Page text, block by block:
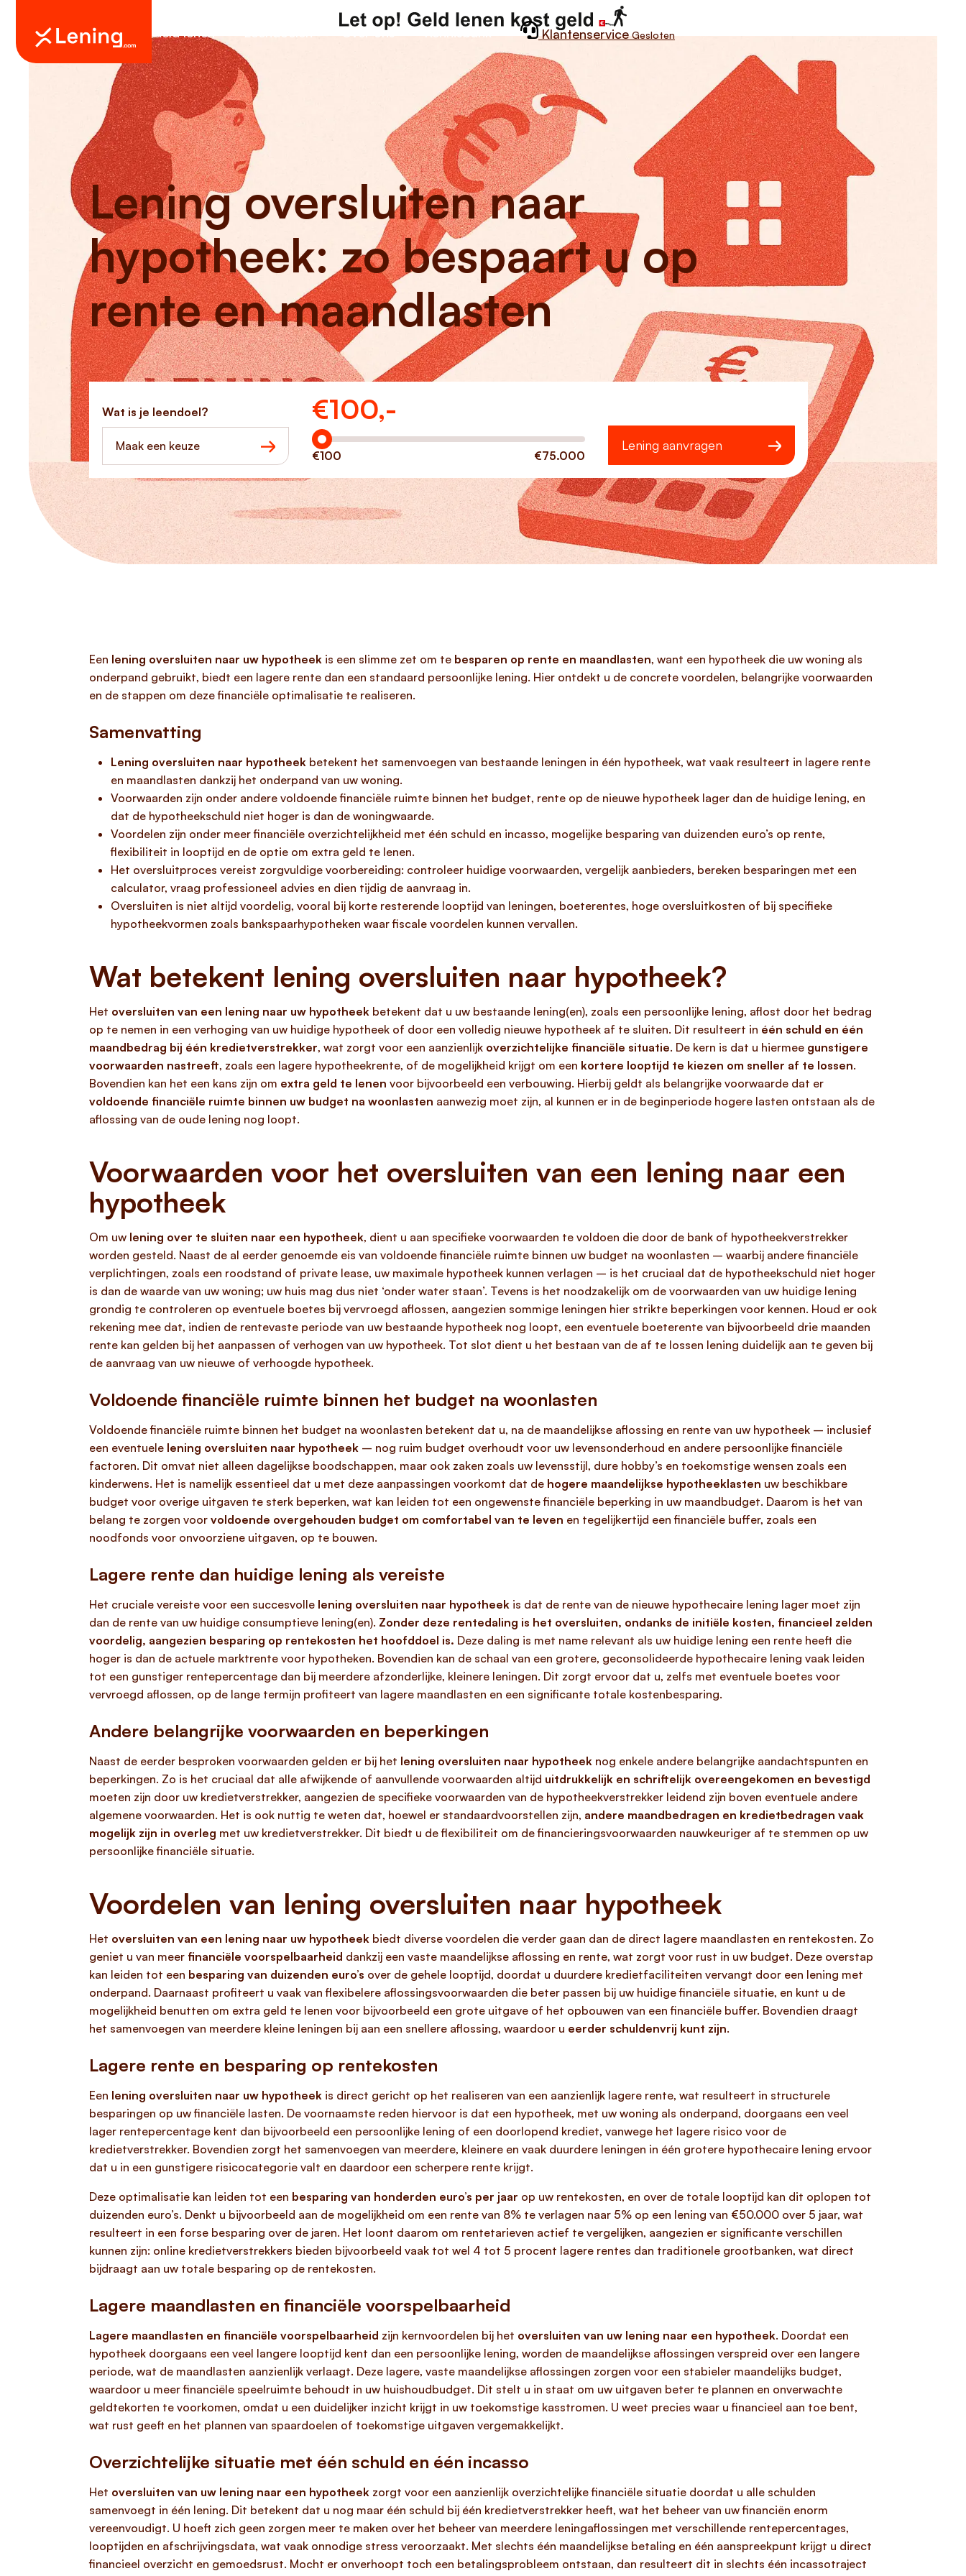
Geld lenen Leendoelen Over ons Kennisbank Klantenservice Gesloten
Lening oversluiten naar
hypotheek: zo bespaart u op
rente en maandlasten
Wat is je leendoel?
Maak een keuze
€100,-
Hoeveel wilt u lenen?
€100 €75.000
Lening aanvragen
Een lening oversluiten naar uw hypotheek is een slimme zet om te besparen op rente en maandlasten, want een hypotheek die uw woning als
onderpand gebruikt, biedt een lagere rente dan een standaard persoonlijke lening. Hier ontdekt u de concrete voordelen, belangrijke voorwaarden
en de stappen om deze financiële optimalisatie te realiseren.
Samenvatting
Lening oversluiten naar hypotheek betekent het samenvoegen van bestaande leningen in één hypotheek, wat vaak resulteert in lagere rente
en maandlasten dankzij het onderpand van uw woning.
Voorwaarden zijn onder andere voldoende financiële ruimte binnen het budget, rente op de nieuwe hypotheek lager dan de huidige lening, en
dat de hypotheekschuld niet hoger is dan de woningwaarde.
Voordelen zijn onder meer financiële overzichtelijkheid met één schuld en incasso, mogelijke besparing van duizenden euro’s op rente,
flexibiliteit in looptijd en de optie om extra geld te lenen.
Het oversluitproces vereist zorgvuldige voorbereiding: controleer huidige voorwaarden, vergelijk aanbieders, bereken besparingen met een
calculator, vraag professioneel advies en dien tijdig de aanvraag in.
Oversluiten is niet altijd voordelig, vooral bij korte resterende looptijd van leningen, boeterentes, hoge oversluitkosten of bij specifieke
hypotheekvormen zoals bankspaarhypotheken waar fiscale voordelen kunnen vervallen.
Wat betekent lening oversluiten naar hypotheek?
Het oversluiten van een lening naar uw hypotheek betekent dat u uw bestaande lening(en), zoals een persoonlijke lening, aflost door het bedrag
op te nemen in een verhoging van uw huidige hypotheek of door een volledig nieuwe hypotheek af te sluiten. Dit resulteert in één schuld en één
maandbedrag bij één kredietverstrekker, wat zorgt voor een aanzienlijk overzichtelijke financiële situatie. De kern is dat u hiermee gunstigere
voorwaarden nastreeft, zoals een lagere hypotheekrente, of de mogelijkheid krijgt om een kortere looptijd te kiezen om sneller af te lossen.
Bovendien kan het een kans zijn om extra geld te lenen voor bijvoorbeeld een verbouwing. Hierbij geldt als belangrijke voorwaarde dat er
voldoende financiële ruimte binnen uw budget na woonlasten aanwezig moet zijn, al kunnen er in de beginperiode hogere lasten ontstaan als de
aflossing van de oude lening nog loopt.
Voorwaarden voor het oversluiten van een lening naar een
hypotheek
Om uw lening over te sluiten naar een hypotheek, dient u aan specifieke voorwaarden te voldoen die door de bank of hypotheekverstrekker
worden gesteld. Naast de al eerder genoemde eis van voldoende financiële ruimte binnen uw budget na woonlasten – waarbij andere financiële
verplichtingen, zoals een roodstand of private lease, uw maximale hypotheek kunnen verlagen – is het cruciaal dat de hypotheekschuld niet hoger
is dan de waarde van uw woning; uw huis mag dus niet ‘onder water staan’. Tevens is het noodzakelijk om de voorwaarden van uw huidige lening
grondig te controleren op eventuele boetes bij vervroegd aflossen, aangezien sommige leningen hier strikte beperkingen voor kennen. Houd er ook
rekening mee dat, indien de rentevaste periode van uw bestaande hypotheek nog loopt, een eventuele boeterente van bijvoorbeeld drie maanden
rente kan gelden bij het aanpassen of verhogen van uw hypotheek. Tot slot dient u het bestaan van de af te lossen lening duidelijk aan te geven bij
de aanvraag van uw nieuwe of verhoogde hypotheek.
Voldoende financiële ruimte binnen het budget na woonlasten
Voldoende financiële ruimte binnen het budget na woonlasten betekent dat u, na de maandelijkse aflossing en rente van uw hypotheek – inclusief
een eventuele lening oversluiten naar hypotheek – nog ruim budget overhoudt voor uw levensonderhoud en andere persoonlijke financiële
factoren. Dit omvat niet alleen dagelijkse boodschappen, maar ook zaken zoals uw levensstijl, dure hobby’s en toekomstige wensen zoals een
kinderwens. Het is namelijk essentieel dat u met deze aanpassingen voorkomt dat de hogere maandelijkse hypotheeklasten uw beschikbare
budget voor overige uitgaven te sterk beperken, wat kan leiden tot een ongewenste financiële beperking in uw maandbudget. Daarom is het van
belang te zorgen voor voldoende overgehouden budget om comfortabel van te leven en tegelijkertijd een financiële buffer, zoals een
noodfonds voor onvoorziene uitgaven, op te bouwen.
Lagere rente dan huidige lening als vereiste
Het cruciale vereiste voor een succesvolle lening oversluiten naar hypotheek is dat de rente van de nieuwe hypothecaire lening lager moet zijn
dan de rente van uw huidige consumptieve lening(en). Zonder deze rentedaling is het oversluiten, ondanks de initiële kosten, financieel zelden
voordelig, aangezien besparing op rentekosten het hoofddoel is. Deze daling is met name relevant als uw huidige lening een rente heeft die
hoger is dan de actuele marktrente voor hypotheken. Bovendien kan de schaal van een grotere, geconsolideerde hypothecaire lening vaak leiden
tot een gunstiger rentepercentage dan bij meerdere afzonderlijke, kleinere leningen. Dit zorgt ervoor dat u, zelfs met eventuele boetes voor
vervroegd aflossen, op de lange termijn profiteert van lagere maandlasten en een significante totale kostenbesparing.
Andere belangrijke voorwaarden en beperkingen
Naast de eerder besproken voorwaarden gelden er bij het lening oversluiten naar hypotheek nog enkele andere belangrijke aandachtspunten en
beperkingen. Zo is het cruciaal dat alle afwijkende of aanvullende voorwaarden altijd uitdrukkelijk en schriftelijk overeengekomen en bevestigd
moeten zijn door uw kredietverstrekker, aangezien de specifieke voorwaarden van de hypotheekverstrekker leidend zijn boven eventuele andere
algemene voorwaarden. Het is ook nuttig te weten dat, hoewel er standaardvoorstellen zijn, andere maandbedragen en kredietbedragen vaak
mogelijk zijn in overleg met uw kredietverstrekker. Dit biedt u de flexibiliteit om de financieringsvoorwaarden nauwkeuriger af te stemmen op uw
persoonlijke financiële situatie.
Voordelen van lening oversluiten naar hypotheek
Het oversluiten van een lening naar uw hypotheek biedt diverse voordelen die verder gaan dan de direct lagere maandlasten en rentekosten. Zo
geniet u van meer financiële voorspelbaarheid dankzij een vaste maandelijkse aflossing en rente, wat zorgt voor rust in uw budget. Deze overstap
kan leiden tot een besparing van duizenden euro’s over de gehele looptijd, doordat u duurdere kredietfaciliteiten vervangt door een lening met
onderpand. Daarnaast profiteert u vaak van flexibelere aflossingsvoorwaarden die beter passen bij uw huidige financiële situatie, en kunt u de
mogelijkheid benutten om extra geld te lenen voor bijvoorbeeld een grote uitgave of het opbouwen van een financiële buffer. Bovendien draagt
het samenvoegen van meerdere kleine leningen bij aan een snellere aflossing, waardoor u eerder schuldenvrij kunt zijn.
Lagere rente en besparing op rentekosten
Een lening oversluiten naar uw hypotheek is direct gericht op het realiseren van een aanzienlijk lagere rente, wat resulteert in structurele
besparingen op uw financiële lasten. De voornaamste reden hiervoor is dat een hypotheek, met uw woning als onderpand, doorgaans een veel
lager rentepercentage kent dan bijvoorbeeld een persoonlijke lening of een doorlopend krediet, vanwege het lagere risico voor de
kredietverstrekker. Bovendien zorgt het samenvoegen van meerdere, kleinere en vaak duurdere leningen in één grotere hypothecaire lening ervoor
dat u in een gunstigere risicocategorie valt en daardoor een scherpere rente krijgt.
Deze optimalisatie kan leiden tot een besparing van honderden euro’s per jaar op uw rentekosten, en over de totale looptijd kan dit oplopen tot
duizenden euro’s. Denkt u bijvoorbeeld aan de mogelijkheid om een rente van 8% te verlagen naar 5% op een lening van €50.000 over 5 jaar, wat
resulteert in een forse besparing over de jaren. Het loont daarom om rentetarieven actief te vergelijken, aangezien er significante verschillen
kunnen zijn: online kredietverstrekkers bieden bijvoorbeeld vaak tot wel 4 tot 5 procent lagere rentes dan traditionele grootbanken, wat direct
bijdraagt aan uw totale besparing op de rentekosten.
Lagere maandlasten en financiële voorspelbaarheid
Lagere maandlasten en financiële voorspelbaarheid zijn kernvoordelen bij het oversluiten van uw lening naar een hypotheek. Doordat een
hypotheek doorgaans een veel langere looptijd kent dan een persoonlijke lening, worden de maandelijkse aflossingen verspreid over een langere
periode, wat de maandlasten aanzienlijk verlaagt. Deze lagere, vaste maandelijkse aflossingen zorgen voor een stabieler maandelijks budget,
waardoor u meer financiële speelruimte behoudt in uw huishoudbudget. Dit stelt u in staat om uw uitgaven beter te plannen en onverwachte
geldtekorten te voorkomen, omdat u een duidelijker inzicht krijgt in uw toekomstige kasstromen. U weet precies waar u financieel aan toe bent,
wat rust geeft en het plannen van spaardoelen of toekomstige uitgaven vergemakkelijkt.
Overzichtelijke situatie met één schuld en één incasso
Het oversluiten van uw lening naar een hypotheek zorgt voor een aanzienlijk overzichtelijke financiële situatie doordat u alle schulden
samenvoegt in één lening. Dit betekent dat u nog maar één schuld bij één kredietverstrekker heeft, wat het beheer van uw financiën enorm
vereenvoudigt. U hoeft zich geen zorgen meer te maken over het beheer van meerdere leningaflossingen met verschillende rentepercentages,
looptijden en afschrijvingsdata, wat vaak onnodige stress veroorzaakt. Met slechts één maandelijkse betaling en één aanspreekpunt krijgt u direct
financieel overzicht en gemoedsrust. Mocht er onverhoopt toch een betalingsprobleem ontstaan, dan resulteert dit in slechts één incassotraject